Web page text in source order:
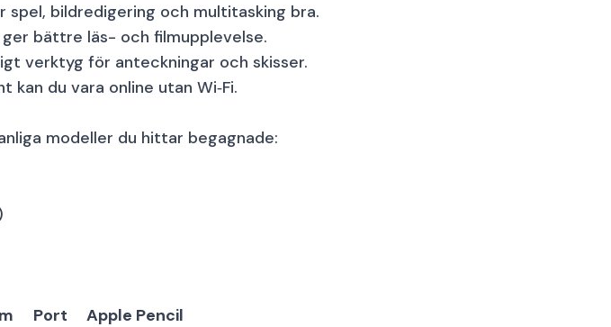
spel, bildredigering och multitasking bra.
ger bättre läs- och filmupplevelse.
verktyg för anteckningar och skisser.
kan du vara online utan Wi‑Fi.
modeller du hittar begagnade:
Port
Apple Pencil